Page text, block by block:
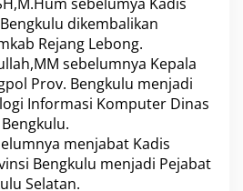
dikembalikan
Rejang Lebong.
sebelumnya Kepala
Prov. Bengkulu menjadi
Informasi Komputer Dinas
menjabat Kadis
Bengkulu menjadi Pejabat
Selatan.